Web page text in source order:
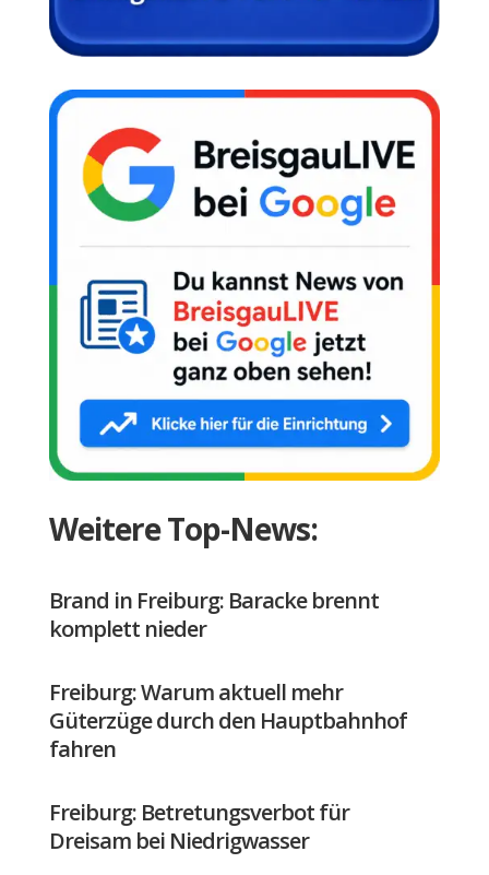
Weitere Top-News:
Brand in Freiburg: Baracke brennt
komplett nieder
Freiburg: Warum aktuell mehr
Güterzüge durch den Hauptbahnhof
fahren
Freiburg: Betretungsverbot für
Dreisam bei Niedrigwasser